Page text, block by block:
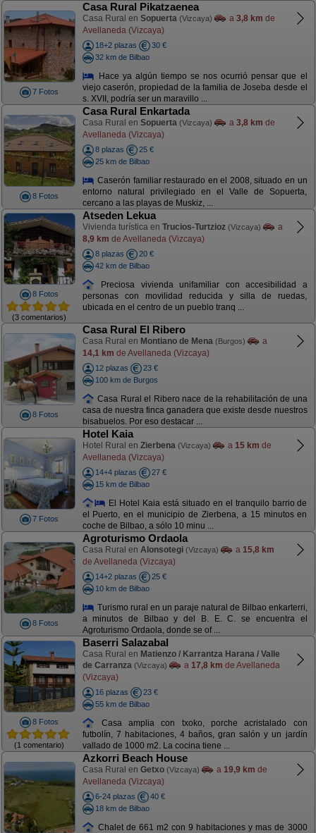
7 Fotos
Casa Rural Pikatzaenea
Casa Rural en Sopuerta (Vizcaya) a 3,8 km de
Avellaneda (Vizcaya)
18+2 plazas
30 €
32 km de Bilbao
Hace ya algún tiempo se nos ocurrió pensar que el
viejo caserón, propiedad de la familia de Joseba desde el
s. XVII, podría ser un maravillo ...
8 Fotos
Casa Rural Enkartada
Casa Rural en Sopuerta (Vizcaya) a 3,8 km de
Avellaneda (Vizcaya)
8 plazas
25 €
25 km de Bilbao
Caserón familiar restaurado en el 2008, situado en un
entorno natural privilegiado en el Valle de Sopuerta,
cercano a las playas de Muskiz, ...
8 Fotos
(3 comentarios)
Atseden Lekua
Vivienda turística en Trucios-Turtzioz (Vizcaya)
a
8,9 km de Avellaneda (Vizcaya)
8 plazas
20 €
42 km de Bilbao
Preciosa vivienda unifamiliar con accesibilidad a
personas con movilidad reducida y silla de ruedas,
ubicada en el centro de un pueblo tranq ...
8 Fotos
Casa Rural El Ribero
Casa Rural en Montiano de Mena (Burgos)
a
14,1 km de Avellaneda (Vizcaya)
12 plazas
23 €
100 km de Burgos
Casa Rural el Ribero nace de la rehabilitación de una
casa de nuestra finca ganadera que existe desde nuestros
bisabuelos. Por eso destacar ...
7 Fotos
Hotel Kaia
Hotel Rural en Zierbena (Vizcaya) a 15 km de
Avellaneda (Vizcaya)
14+4 plazas
27 €
15 km de Bilbao
El Hotel Kaia está situado en el tranquilo barrio de
el Puerto, en el municipio de Zierbena, a 15 minutos en
coche de Bilbao, a sólo 10 minu ...
8 Fotos
Agroturismo Ordaola
Casa Rural en Alonsotegi (Vizcaya) a 15,8 km
de Avellaneda (Vizcaya)
14+2 plazas
25 €
10 km de Bilbao
Turismo rural en un paraje natural de Bilbao enkarterri,
a minutos de Bilbao y del B. E. C. se encuentra el
Agroturismo Ordaola, donde se of ...
8 Fotos
(1 comentario)
Baserri Salazabal
Casa Rural en Matienzo / Karrantza Harana / Valle
de Carranza (Vizcaya) a 17,8 km de Avellaneda
(Vizcaya)
16 plazas
23 €
55 km de Bilbao
Casa amplia con txoko, porche acristalado con
futbolín, 7 habitaciones, 4 baños, gran salón y un jardín
vallado de 1000 m2. La cocina tiene ...
Azkorri Beach House
Casa Rural en Getxo (Vizcaya) a 19,9 km de
Avellaneda (Vizcaya)
6-24 plazas
40 €
18 km de Bilbao
Chalet de 661 m2 con 9 habitaciones y mas de 3000